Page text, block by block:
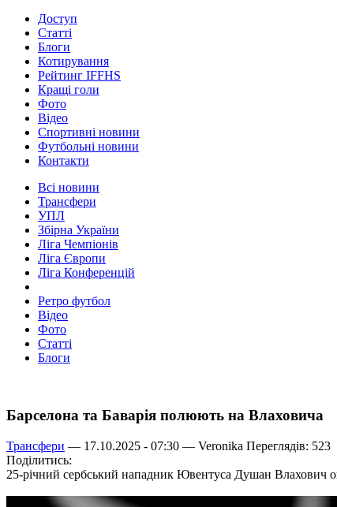
Доступ
Статті
Блоги
Котирування
Рейтинг IFFHS
Кращі голи
Фото
Відео
Спортивні новини
Футбольні новини
Контакти
Всі новини
Трансфери
УПЛ
Збірна України
Ліга Чемпіонів
Ліга Європи
Ліга Конференцій
Ретро футбол
Відео
Фото
Статті
Блоги
Барселона та Баварія полюють на Влаховича
Трансфери — 17.10.2025 - 07:30 — Veronika Переглядів: 523
Поділитись:
25-річний сербський нападник Ювентуса Душан Влахович